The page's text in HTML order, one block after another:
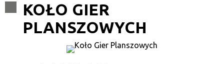
KOŁO GIER
PLANSZOWYCH